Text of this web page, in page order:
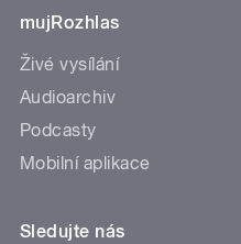
mujRozhlas
Živé vysílání
Audioarchiv
Podcasty
Mobilní aplikace
Sledujte nás